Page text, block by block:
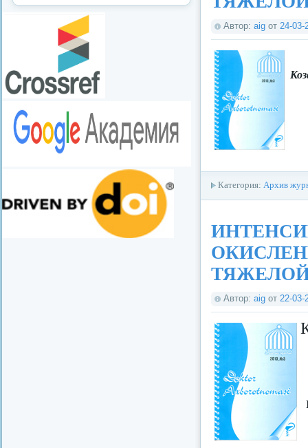
Автор: aig от 24-03-
Категория: Архив
Автор: aig от 22-03-